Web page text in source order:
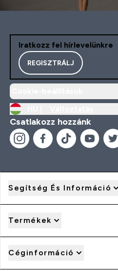
Iratkozz fel hírlevelünkre
REGISZTRÁLJ
Csatlakozz hozzánk
Segítség És Információ
Termékek
Céginformáció